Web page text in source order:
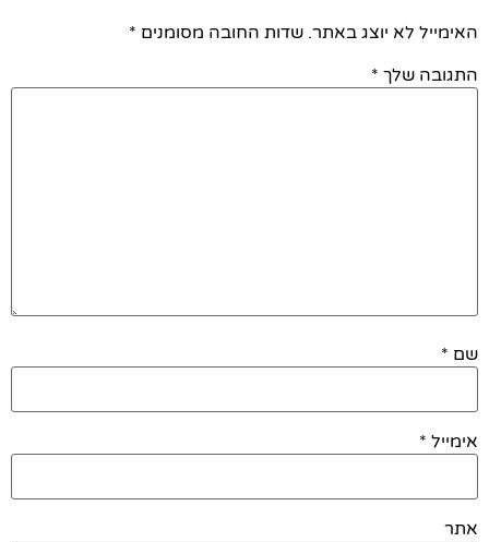
האימייל לא יוצג באתר. שדות החובה מסומנים *
התגובה שלך *
שם *
אימייל *
אתר